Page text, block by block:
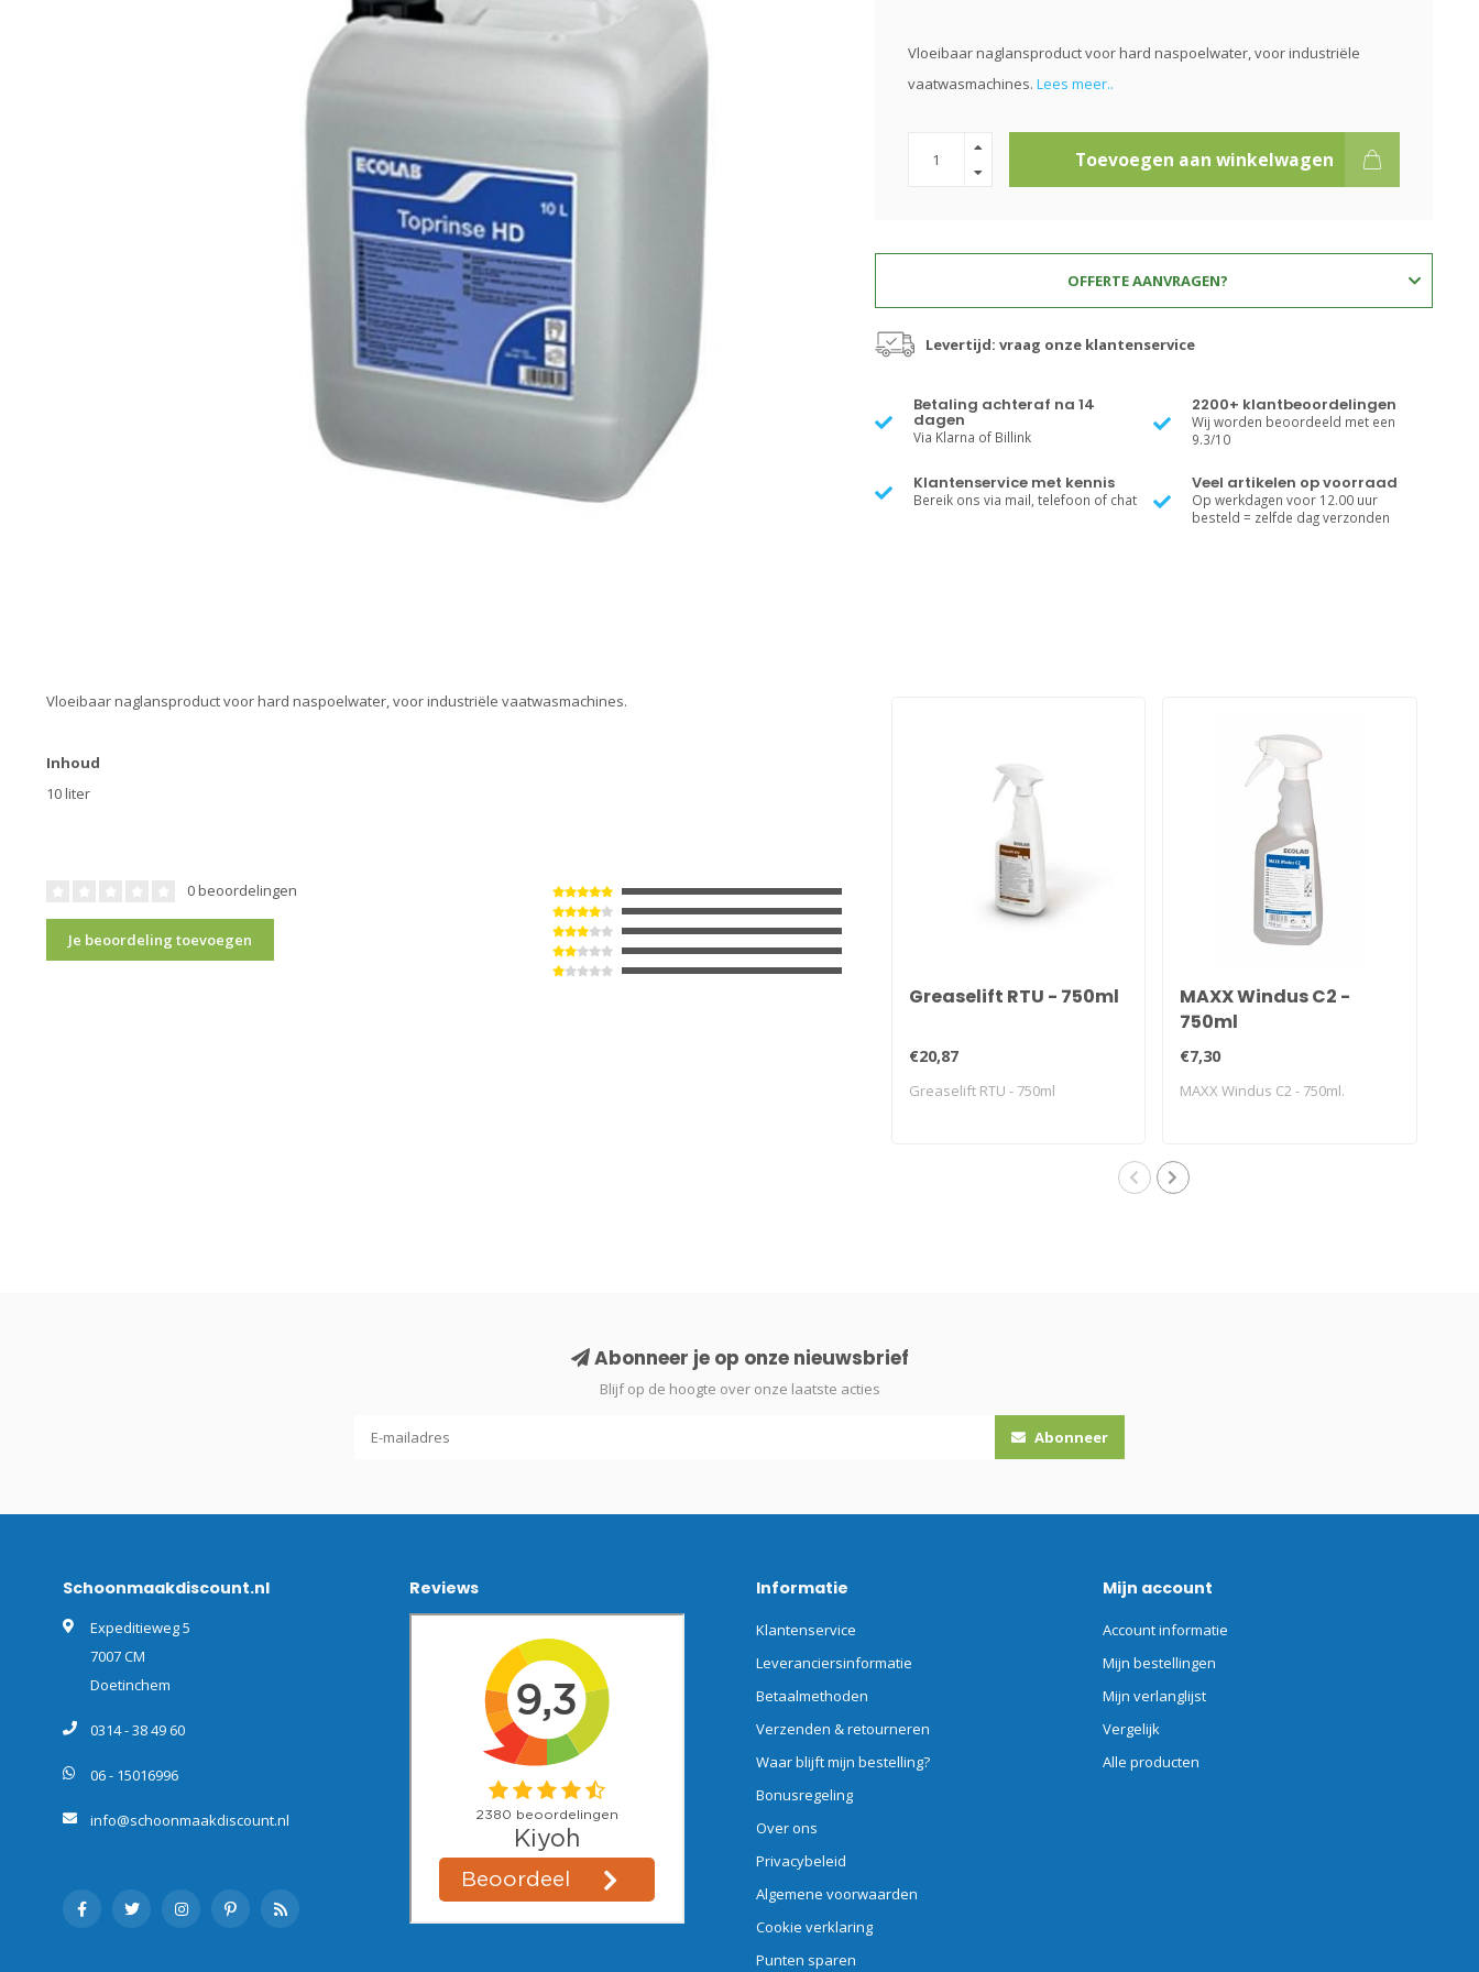
Vloeibaar naglansproduct voor hard naspoelwater, voor industriële
vaatwasmachines. Lees meer..
Toevoegen aan winkelwagen
OFFERTE AANVRAGEN?
Levertijd: vraag onze klantenservice
Betaling achteraf na 14
dagen
Via Klarna of Billink
2200+ klantbeoordelingen
Wij worden beoordeeld met een
9.3/10
Klantenservice met kennis
Bereik ons via mail, telefoon of chat
Veel artikelen op voorraad
Op werkdagen voor 12.00 uur
besteld = zelfde dag verzonden
Vloeibaar naglansproduct voor hard naspoelwater, voor industriële vaatwasmachines.
Inhoud
10 liter
0 beoordelingen
Je beoordeling toevoegen
Greaselift RTU - 750ml
€20,87
Greaselift RTU - 750ml
MAXX Windus C2 -
750ml
€7,30
MAXX Windus C2 - 750ml.
Abonneer je op onze nieuwsbrief
Blijf op de hoogte over onze laatste acties
Abonneer
Schoonmaakdiscount.nl
Expeditieweg 5
7007 CM
Doetinchem
0314 - 38 49 60
06 - 15016996
info@schoonmaakdiscount.nl
Reviews Informatie
Klantenservice
Leveranciersinformatie
Betaalmethoden
Verzenden & retourneren
Waar blijft mijn bestelling?
Bonusregeling
Over ons
Privacybeleid
Algemene voorwaarden
Cookie verklaring
Punten sparen
Mijn account
Account informatie
Mijn bestellingen
Mijn verlanglijst
Vergelijk
Alle producten